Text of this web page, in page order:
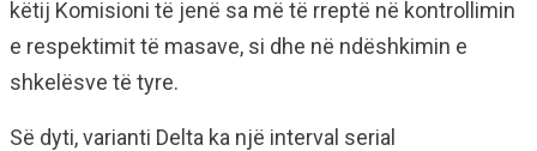
këtij Komisioni të jenë sa më të rreptë në kontrollimin
e respektimit të masave, si dhe në ndëshkimin e
shkelësve të tyre.
Së dyti, varianti Delta ka një interval serial